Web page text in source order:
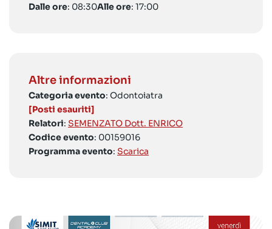
Dalle ore: 08:30Alle ore: 17:00
Altre informazioni
Categoria evento: Odontoiatra
[Posti esauriti]
Relatori: SEMENZATO Dott. ENRICO
Codice evento: 00159016
Programma evento: Scarica